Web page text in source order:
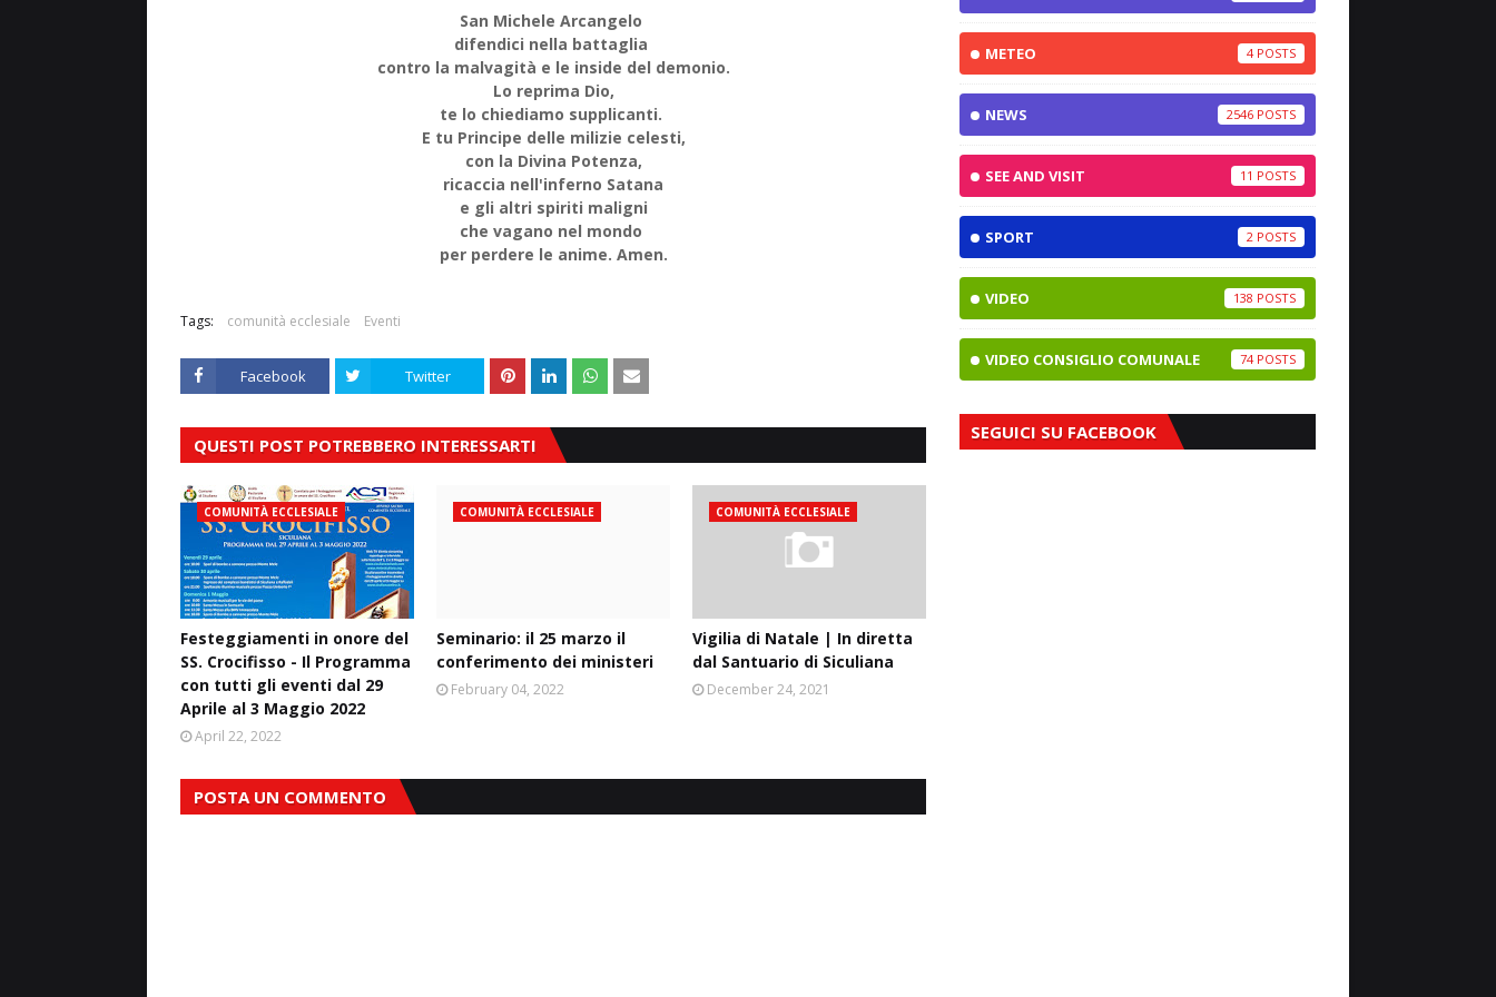
San Michele Arcangelo
difendici nella battaglia
contro la malvagità e le inside del demonio.
Lo reprima Dio,
te lo chiediamo supplicanti.
E tu Principe delle milizie celesti,
con la Divina Potenza,
ricaccia nell'inferno Satana
e gli altri spiriti maligni
che vagano nel mondo
per perdere le anime. Amen.
Tags: comunità ecclesiale Eventi
Facebook Twitter
QUESTI POST POTREBBERO INTERESSARTI
COMUNITÀ ECCLESIALE
Festeggiamenti in onore del
SS. Crocifisso - Il Programma
con tutti gli eventi dal 29
Aprile al 3 Maggio 2022
April 22, 2022
COMUNITÀ ECCLESIALE
Seminario: il 25 marzo il
conferimento dei ministeri
February 04, 2022
COMUNITÀ ECCLESIALE
Vigilia di Natale | In diretta
dal Santuario di Siculiana
December 24, 2021
POSTA UN COMMENTO
METEO 4
NEWS 2546
SEE AND VISIT 11
SPORT 2
VIDEO 138
VIDEO CONSIGLIO COMUNALE 74
SEGUICI SU FACEBOOK